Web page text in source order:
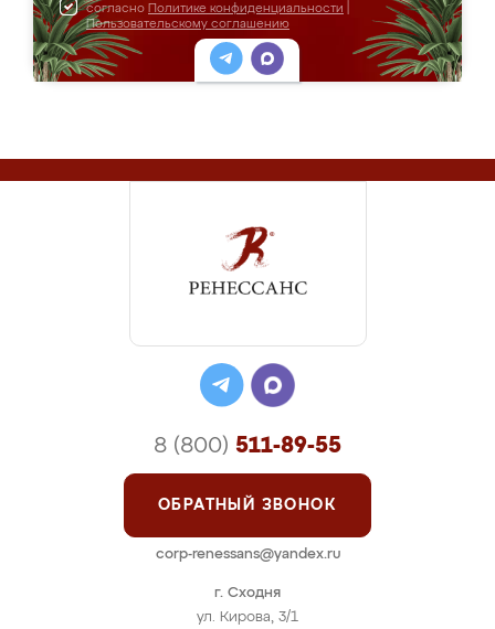
согласно Политике конфиденциальности
Пользовательскому соглашению
г. Сходня
ул. Кирова, 3/1
8 (800) 511-89-55
ОБРАТНЫЙ ЗВОНОК
corp-renessans@yandex.ru